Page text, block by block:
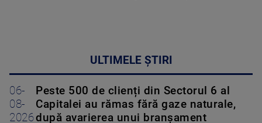
ULTIMELE ȘTIRI
06-
08-
2026
Peste 500 de clienți din Sectorul 6 al
Capitalei au rămas fără gaze naturale,
după avarierea unui branșament